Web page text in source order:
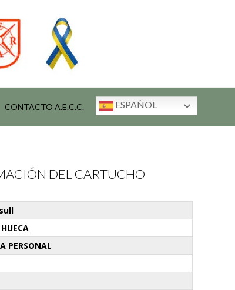
CONTACTO A.E.C.C. ESPAÑOL
DEL CARTUCHO
PERSONAL